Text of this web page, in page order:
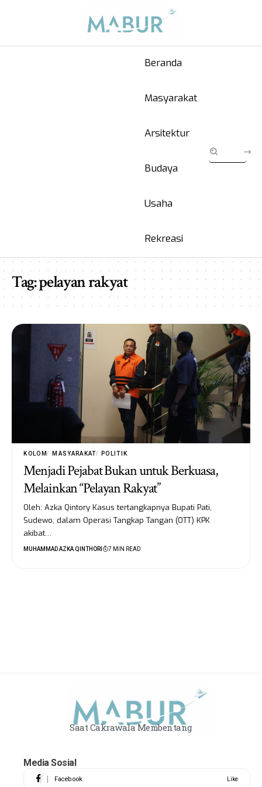
Beranda
Masyarakat
Arsitektur
Budaya
Usaha
Rekreasi
Tag:pelayan rakyat
KOLOM MASYARAKAT POLITIK
Menjadi Pejabat Bukan untuk Berkuasa,
Melainkan “Pelayan Rakyat”
Oleh: Azka Qintory Kasus tertangkapnya Bupati Pati,
Sudewo, dalam Operasi Tangkap Tangan (OTT) KPK
akibat…
MUHAMMAD AZKA QINTHORI 7 MIN READ
Saat Cakrawala Membentang
Media Sosial
Facebook Like